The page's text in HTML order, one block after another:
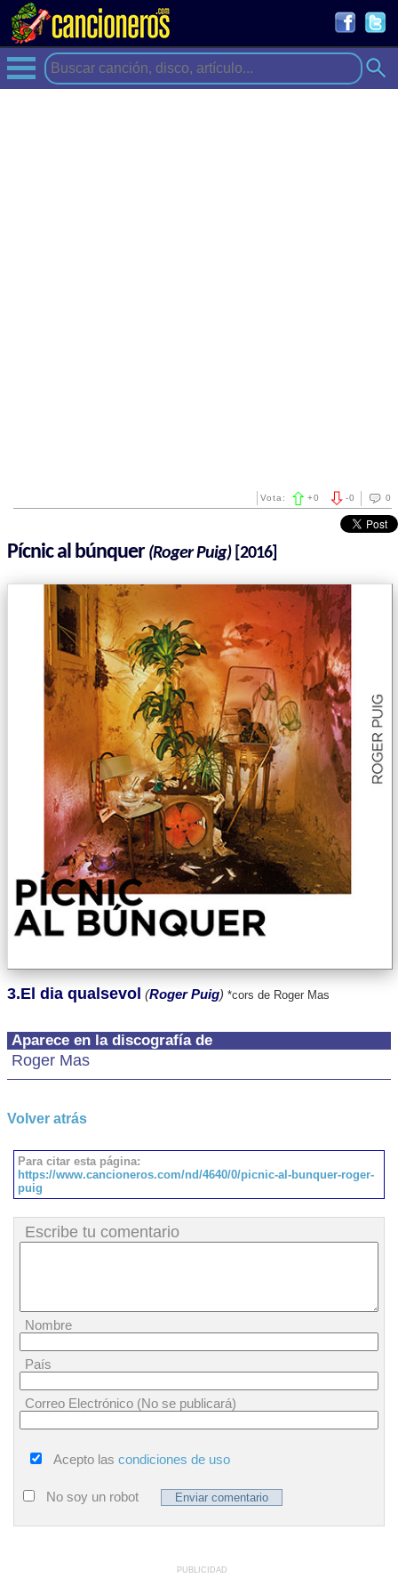
0
-0
Vota: +0
Pícnic al búnquer(Roger Puig)[2016]
Aparece en la discografía de
Roger Mas
3.El dia qualsevol (Roger Puig) *cors de Roger Mas
Volver atrás
Para citar esta página:
https://www.cancioneros.com/nd/4640/0/picnic-al-bunquer-roger-
puig
Escribe tu comentario
Nombre
País
Correo Electrónico (No se publicará)
Acepto las condiciones de uso
No soy un robot
PUBLICIDAD